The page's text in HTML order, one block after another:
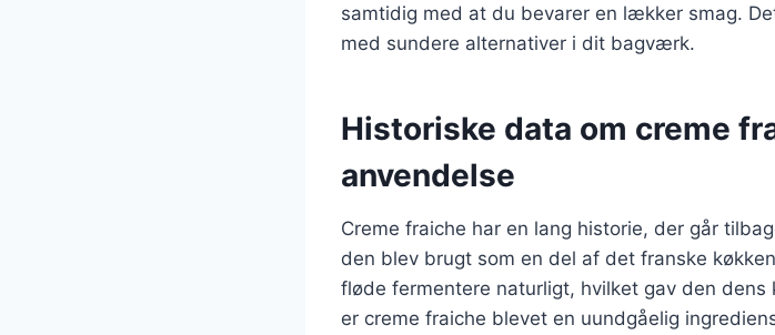
samtidig med at du bevarer en lækker smag.
med sundere alternativer i dit bagværk.
Historiske data om creme
anvendelse
Creme fraiche har en lang historie, der går
den blev brugt som en del af det franske
fløde fermentere naturligt, hvilket gav den
er creme fraiche blevet en uundgåelig